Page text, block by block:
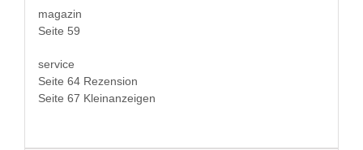
mag­a­zin
Seite 59
ser­vice
Seite 64 Rezension
Seite 67 Kleinanzeigen